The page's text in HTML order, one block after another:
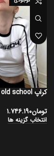
کراپ old school
تومان۱.۷۴۶.۱۹۰
انتخاب گزینه ها